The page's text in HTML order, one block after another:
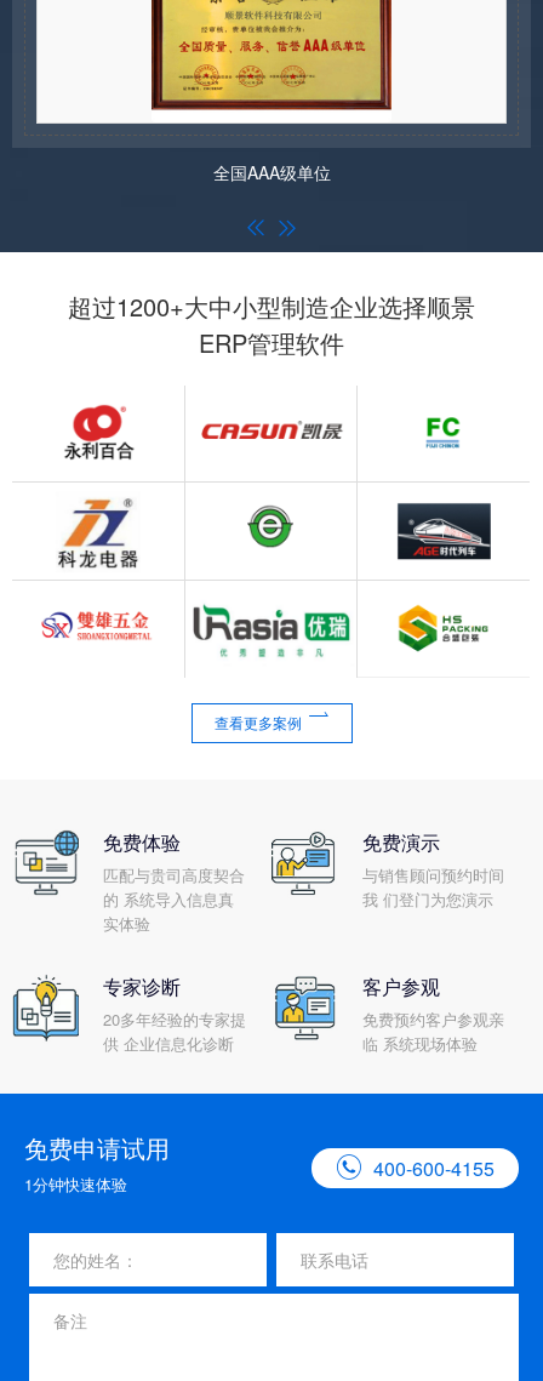
全国AAA级单位
 
超过1200+大中小型制造企业选择顺景
ERP管理软件
查看更多案例 
免费体验
匹配与贵司高度契合
的 系统导入信息真
实体验
免费演示
与销售顾问预约时间
我 们登门为您演示
专家诊断
20多年经验的专家提
供 企业信息化诊断
客户参观
免费预约客户参观亲
临 系统现场体验
免费申请试用
1分钟快速体验
 400-600-4155